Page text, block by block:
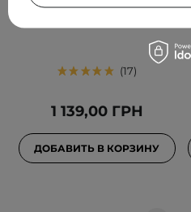
17
1 139,00 ГРН
ДОБАВИТЬ В КОРЗИНУ